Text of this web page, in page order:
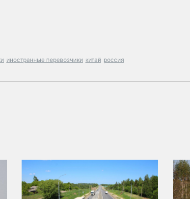
иностранные перевозчики китай россия